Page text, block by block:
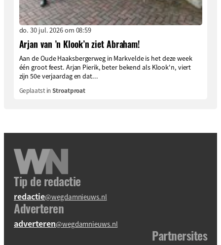
do. 30 jul. 2026 om 08:59
Arjan van ’n Klook’n ziet Abraham!
Aan de Oude Haaksbergerweg in Markvelde is het deze week
één groot feest. Arjan Pierik, beter bekend als Klook'n, viert
zijn 50e verjaardag en dat...
Geplaatst inStroatproat
Tip de redactie
redactie@wegdamnieuws.nl
Adverteren
adverteren@wegdamnieuws.nl
Partnersites